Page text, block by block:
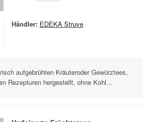
Händler: EDEKA Struve
aufgebrühten Kräuteroder Gewürztees,
Rezepturen hergestellt, ohne Kohl...